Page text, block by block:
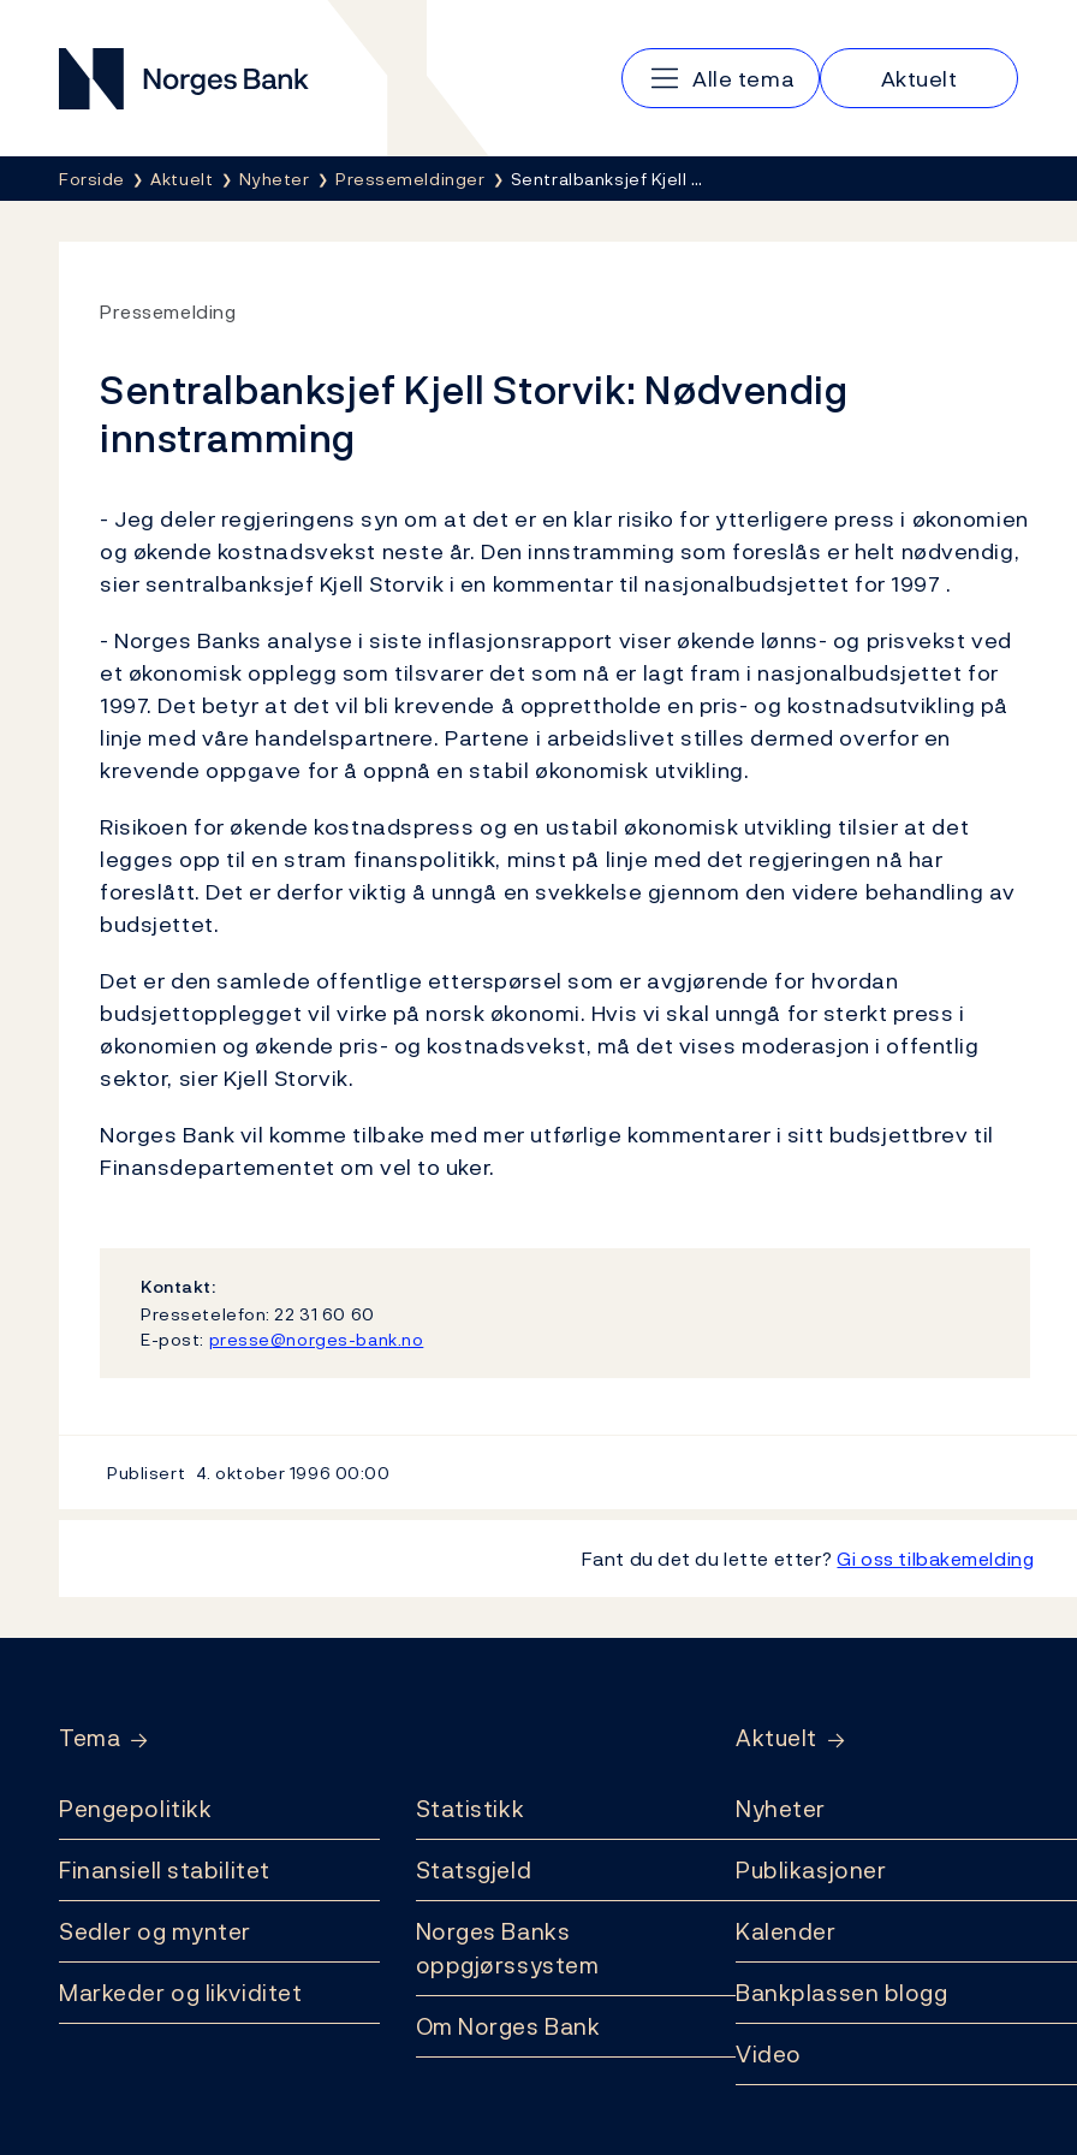
Norges Bank
Hovedmeny
Alle tema Aktuelt
Her er du nå:
Forside Aktuelt Nyheter Pressemeldinger Sentralbanksjef Kjell …
Pressemelding
Sentralbanksjef Kjell Storvik: Nødvendig
innstramming
- Jeg deler regjeringens syn om at det er en klar risiko for ytterligere press i økonomien
og økende kostnadsvekst neste år. Den innstramming som foreslås er helt nødvendig,
sier sentralbanksjef Kjell Storvik i en kommentar til nasjonalbudsjettet for 1997 .
- Norges Banks analyse i siste inflasjonsrapport viser økende lønns- og prisvekst ved
et økonomisk opplegg som tilsvarer det som nå er lagt fram i nasjonalbudsjettet for
1997. Det betyr at det vil bli krevende å opprettholde en pris- og kostnadsutvikling på
linje med våre handelspartnere. Partene i arbeidslivet stilles dermed overfor en
krevende oppgave for å oppnå en stabil økonomisk utvikling.
Risikoen for økende kostnadspress og en ustabil økonomisk utvikling tilsier at det
legges opp til en stram finanspolitikk, minst på linje med det regjeringen nå har
foreslått. Det er derfor viktig å unngå en svekkelse gjennom den videre behandling av
budsjettet.
Det er den samlede offentlige etterspørsel som er avgjørende for hvordan
budsjettopplegget vil virke på norsk økonomi. Hvis vi skal unngå for sterkt press i
økonomien og økende pris- og kostnadsvekst, må det vises moderasjon i offentlig
sektor, sier Kjell Storvik.
Norges Bank vil komme tilbake med mer utførlige kommentarer i sitt budsjettbrev til
Finansdepartementet om vel to uker.
Kontakt:
Pressetelefon: 22 31 60 60
E-post: presse@norges-bank.no
Publisert 4. oktober 1996 00:00
Fant du det du lette etter?Gi oss tilbakemelding
Tema
Pengepolitikk
Finansiell stabilitet
Sedler og mynter
Markeder og likviditet
Statistikk
Statsgjeld
Norges Banks
oppgjørssystem
Om Norges Bank
Aktuelt
Nyheter
Publikasjoner
Kalender
Bankplassen blogg
Video